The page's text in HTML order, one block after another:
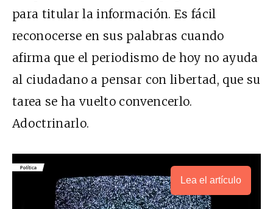
para titular la información. Es fácil
reconocerse en sus palabras cuando
afirma que el periodismo de hoy no ayuda
al ciudadano a pensar con libertad, que su
tarea se ha vuelto convencerlo.
Adoctrinarlo.
Lea el artículo